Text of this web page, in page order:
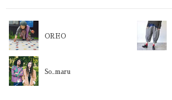
OREO
So_maru